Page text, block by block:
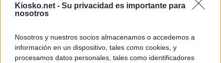
Kiosko.net - Su privacidad es importante para
nosotros
Nosotros y nuestros socios almacenamos o accedemos a
información en un dispositivo, tales como cookies, y
procesamos datos personales, tales como identificadores